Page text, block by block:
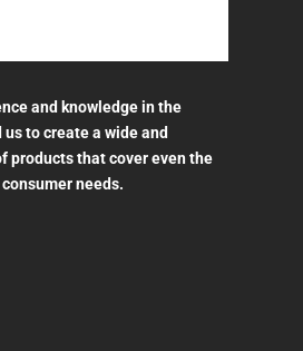
and knowledge in the
to create a wide and
products that cover even the
needs.